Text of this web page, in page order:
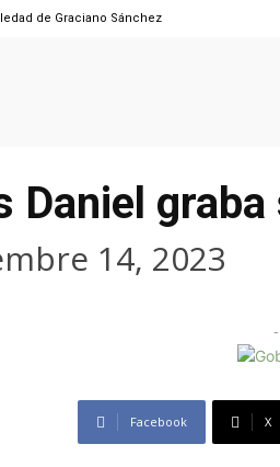
de Graciano Sánchez
Daniel
14, 2023
-
Facebook X